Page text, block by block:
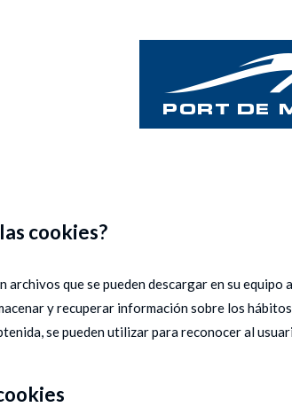
cookies?
archivos que se pueden descargar en su
y recuperar información sobre los
se pueden utilizar para reconocer al